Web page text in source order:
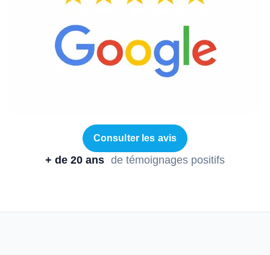
Consulter les avis
+ de 20 ans de témoignages positifs